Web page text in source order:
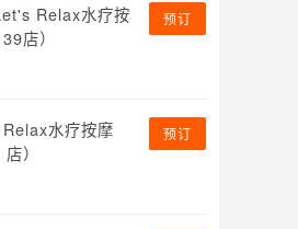
Relax水疗按
店）
预订
水疗按摩
）
预订